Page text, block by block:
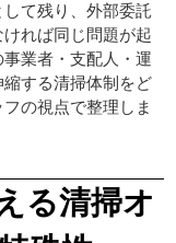
て残り、外部委託
れば同じ問題が起
業者・支配人・運
する清掃体制をど
の視点で整理しま
る清掃オ